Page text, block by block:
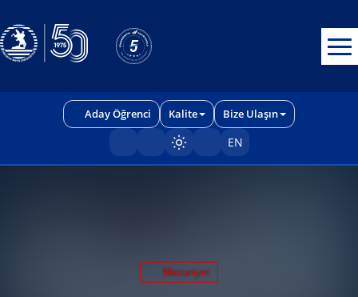
Aday Öğrenci Kalite Bize Ulaşın
Sayfayı karart/aç
EN
Mezuniyet